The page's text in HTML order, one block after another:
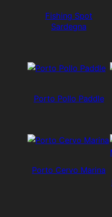
Fishing Spot
Sardegna
Porto Pollo Paddle
Porto Cervo Marina